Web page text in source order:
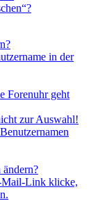
in der
Forenuhr geht
zur Auswahl!
Mail-Link klicke,